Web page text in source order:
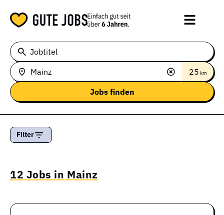
Jobtitel
25 km
Filter
12 Jobs in Mainz